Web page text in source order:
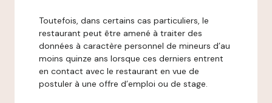
Toutefois, dans certains cas particuliers, le
restaurant peut être amené à traiter des
données à caractère personnel de mineurs d’au
moins quinze ans lorsque ces derniers entrent
en contact avec le restaurant en vue de
postuler à une offre d’emploi ou de stage.